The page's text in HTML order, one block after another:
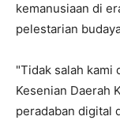
kemanusiaan di
pelestarian
"Tidak salah kami
Kesenian Daerah
peradaban digital